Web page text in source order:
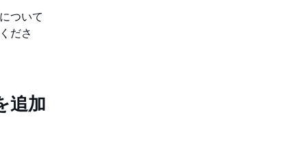
ついて
ださ
追加